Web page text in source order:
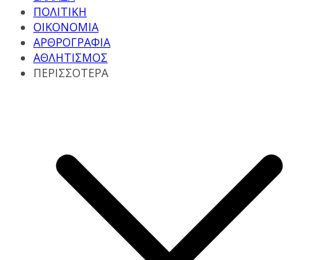
ΠΟΛΙΤΙΚΗ
ΟΙΚΟΝΟΜΙΑ
ΑΡΘΡΟΓΡΑΦΙΑ
ΑΘΛΗΤΙΣΜΟΣ
ΠΕΡΙΣΣΟΤΕΡΑ